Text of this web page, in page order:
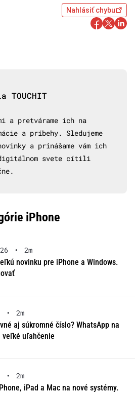
Nahlásiť chybu
TOUCHIT
a pretvárame ich na
a príbehy. Sledujeme
a prinášame vám ich
svete cítili
iPhone
•
2m
novinku pre iPhone a Windows.
•
2m
aj súkromné číslo? WhatsApp na
uľahčenie
•
2m
iPad a Mac na nové systémy.